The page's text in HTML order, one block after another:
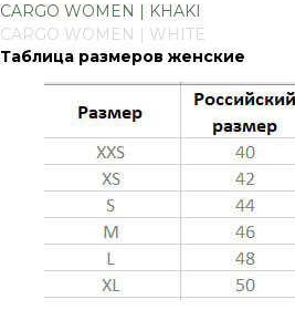
CARGO WOMEN | KHAKI
CARGO WOMEN | WHITE
Таблица размеров женские